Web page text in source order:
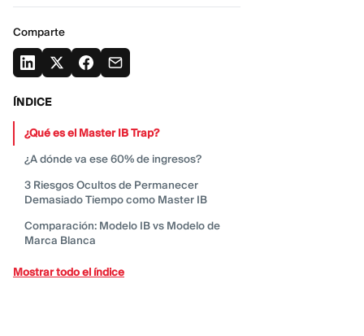
Comparte
ÍNDICE
¿Qué es el Master IBTrap?
¿A dónde va ese 60% de ingresos?
3 Riesgos Ocultos de Permanecer
Demasiado Tiempo como Master IB
Comparación: Modelo IB vs Modelo de
Marca Blanca
Cómo Escapar de la Trampa: Un Plan de 4
Pasos
Mostrar todo el índice